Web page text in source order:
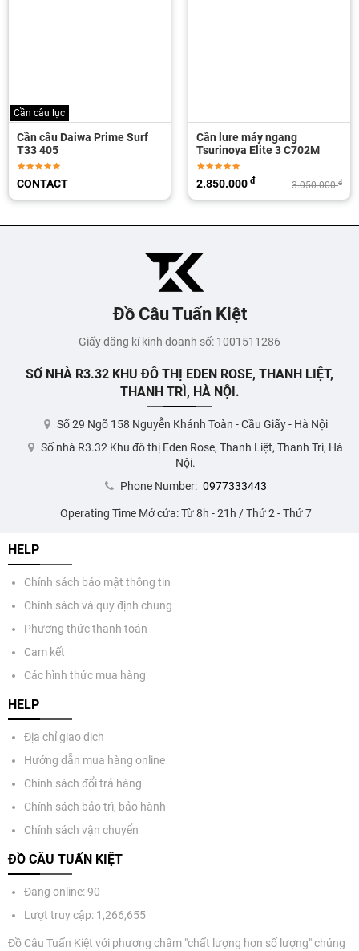
Cần câu lục
Cần câu Daiwa Prime Surf
T33 405
CONTACT
Cần lure máy ngang
Tsurinoya Elite 3 C702M
3.050.000đ
2.850.000 đ
Đồ Câu Tuấn Kiệt
Giấy đăng kí kinh doanh số: 1001511286
SỐ NHÀ R3.32 KHU ĐÔ THỊ EDEN ROSE, THANH LIỆT,
THANH TRÌ, HÀ NỘI.
Số 29 Ngõ 158 Nguyễn Khánh Toàn - Cầu Giấy - Hà Nội
Số nhà R3.32 Khu đô thị Eden Rose, Thanh Liệt, Thanh Trì, Hà
Nội.
Phone Number: 0977333443
Operating Time Mở cửa: Từ 8h - 21h / Thứ 2 - Thứ 7
HELP
Chính sách bảo mật thông tin
Chính sách và quy định chung
Phương thức thanh toán
Cam kết
Các hình thức mua hàng
HELP
Địa chỉ giao dịch
Hướng dẫn mua hàng online
Chính sách đổi trả hàng
Chính sách bảo trì, bảo hành
Chính sách vận chuyển
ĐỒ CÂU TUẤN KIỆT
Đang online: 90
Lượt truy cập: 1,266,655
Đồ Câu Tuấn Kiệt với phương châm "chất lượng hơn số lượng" chúng